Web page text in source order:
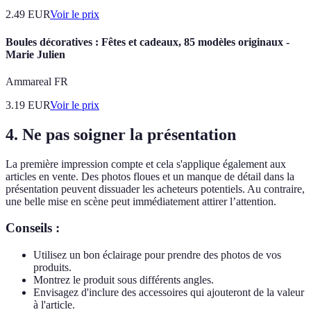
2.49 EURVoir le prix
Boules décoratives : Fêtes et cadeaux, 85 modèles originaux -
Marie Julien
Ammareal FR
3.19 EURVoir le prix
4. Ne pas soigner la présentation
La première impression compte et cela s'applique également aux
articles en vente. Des photos floues et un manque de détail dans la
présentation peuvent dissuader les acheteurs potentiels. Au contraire,
une belle mise en scène peut immédiatement attirer l’attention.
Conseils :
Utilisez un bon éclairage pour prendre des photos de vos
produits.
Montrez le produit sous différents angles.
Envisagez d'inclure des accessoires qui ajouteront de la valeur
à l'article.